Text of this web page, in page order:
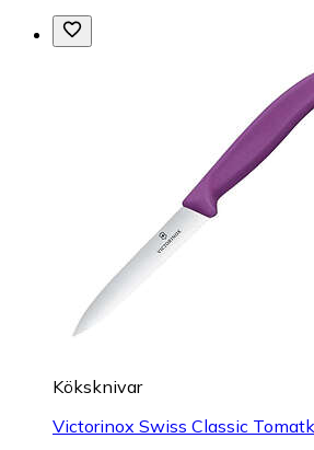
Köksknivar
Victorinox Swiss Classic